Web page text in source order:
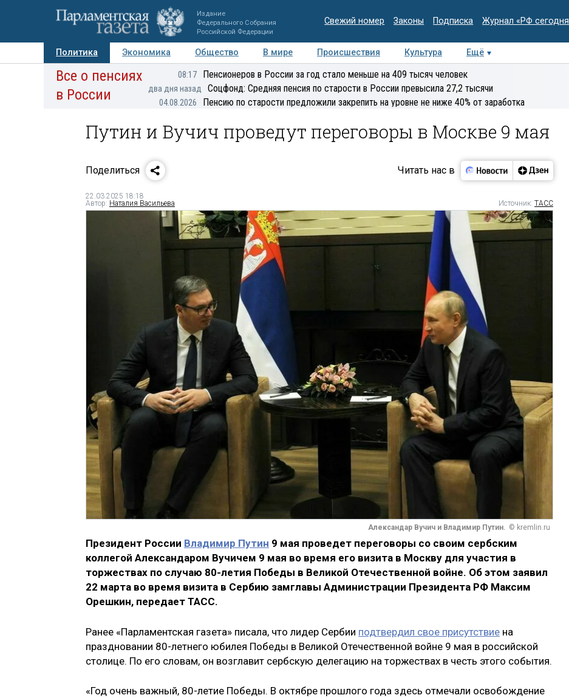
Издание
Федерального Собрания
Российской Федерации
Свежий номер Законы Подписка Журнал «РФ
Политика Экономика Общество В мире Происшествия Культура Ещё
Авторы Персоны Мнения Регионы Медиацентр Интервью Колумнисты
Все о пенсиях
в России
08:17 Пенсионеров в России за год стало меньше на 409 тысяч человек
два дня назад Соцфонд: Средняя пенсия по старости в России превысила 27,2 тысячи
04.08.2026 Пенсию по старости предложили закрепить на уровне не ниже 40% от заработка
Путин и Вучич проведут переговоры в Москве 9 мая
Поделиться Читать нас в
22.03.2025 18:18
Автор: Наталия Васильева Источник: ТАСС
Александар Вучич и Владимир Путин. © kremlin.ru
Президент России Владимир Путин 9 мая проведет переговоры со своим сербским
коллегой Александаром Вучичем 9 мая во время его визита в Москву для участия в
торжествах по случаю 80-летия Победы в Великой Отечественной войне. Об этом заявил
22 марта во время визита в Сербию замглавы Администрации Президента РФ Максим
Орешкин, передает ТАСС.
Ранее «Парламентская газета» писала, что лидер Сербии подтвердил свое присутствие на
праздновании 80-летнего юбилея Победы в Великой Отечественной войне 9 мая в российской
столице. По его словам, он возглавит сербскую делегацию на торжествах в честь этого события.
«Год очень важный, 80-летие Победы. В октябре прошлого года здесь отмечали освобождение